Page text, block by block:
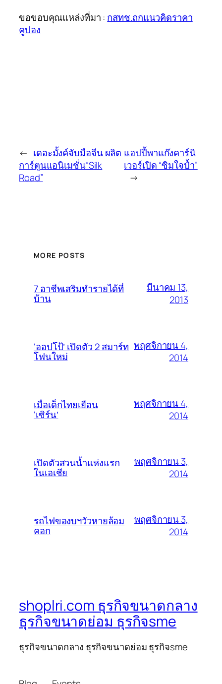
ขอขอบคุณแหล่งที่มา : กสทช.ถกแนวคิดราคา
คูปอง
← เดอะมั้งค์จับมือจีน ผลิต
การ์ตูนแอนิเมชั่น“Silk
Road”
แฮปปี้พาแก๊งคาร์นิ
เวอร์เปิด “ซิมใจป้ำ”
→
MORE POSTS
7 อาชีพเสริมทำรายได้ที่
บ้าน
มีนาคม 13,
2013
‘ออปโป้’ เปิดตัว 2 สมาร์ท
โฟนใหม่
พฤศจิกายน 4,
2014
เมื่อเด็กไทยเยือน
‘เซิร์น’
พฤศจิกายน 4,
2014
เปิดตัวสวนน้ำแห่งแรก
ในเอเชีย
พฤศจิกายน 3,
2014
รถไฟของบฯวัวหายล้อม
คอก
พฤศจิกายน 3,
2014
shoplri.com ธุรกิจขนาดกลาง
ธุรกิจขนาดย่อม ธุรกิจsme
ธุรกิจขนาดกลาง ธุรกิจขนาดย่อม ธุรกิจsme